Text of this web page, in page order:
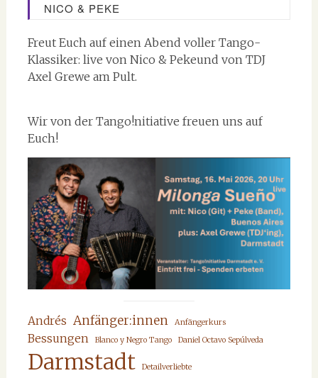
NICO & PEKE
Freut Euch auf einen Abend voller Tango-
Klassiker: live von Nico & Pekeund von TDJ
Axel Grewe am Pult.
Wir von der Tango!nitiative freuen uns auf
Euch!
Andrés Anfänger:innen Anfängerkurs
Bessungen Blanco y Negro Tango Daniel Octavo Sepúlveda
Darmstadt Detailverliebte